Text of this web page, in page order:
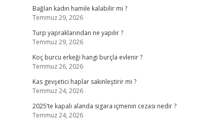
Bağlan kadın hamile kalabilir mi ?
Temmuz 29, 2026
Turp yapraklarından ne yapılır ?
Temmuz 29, 2026
Koç burcu erkeği hangi burçla evlenir ?
Temmuz 26, 2026
Kas gevşetici haplar sakinleştirir mi ?
Temmuz 24, 2026
2025’te kapalı alanda sigara içmenin cezası nedir ?
Temmuz 24, 2026